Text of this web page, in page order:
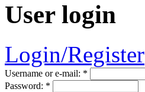
User login
Login/Register
Username or e-mail: *
Password: *